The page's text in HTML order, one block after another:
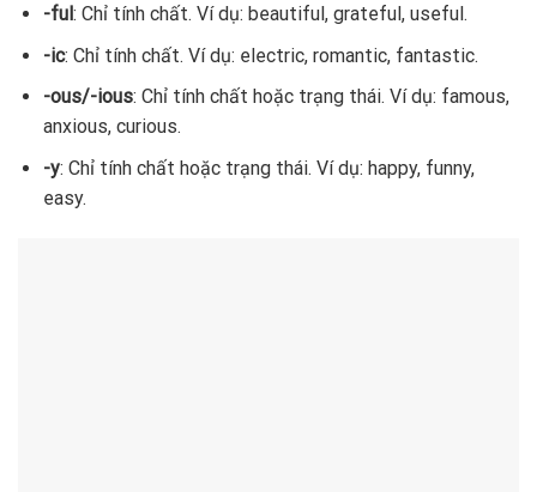
-ful : Chỉ tính chất. Ví dụ: beautiful, grateful, useful.
-ic: Chỉ tính chất. Ví dụ: electric, romantic, fantastic.
-ous/-ious: Chỉ tính chất hoặc trạng thái. Ví dụ: famous,
anxious, curious.
-y: Chỉ tính chất hoặc trạng thái. Ví dụ: happy, funny,
easy.